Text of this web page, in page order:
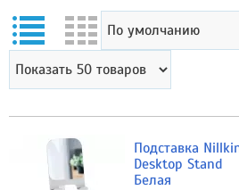
Подставка
Desktop Stand
Белая